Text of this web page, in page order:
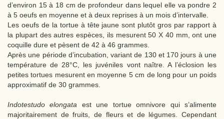
d’environ 15 à 18 cm de profondeur dans lequel elle va pondre 2
à 5 oeufs en moyenne et à deux reprises à un mois d’intervalle.
Les oeufs de la tortue à tête jaune sont plutôt gros par rapport à
la plupart des autres espèces, ils mesurent 50 X 40 mm, ont une
coquille dure et pèsent de 42 à 46 grammes.
Après une période d’incubation, variant de 130 et 170 jours à une
température de 28°C, les juvéniles vont naître. A l’éclosion les
petites tortues mesurent en moyenne 5 cm de long pour un poids
approximatif de 30 grammes.
Indotestudo elongata est une tortue omnivore qui s’alimente
majoritairement de fruits, de fleurs et de légumes. Cependant